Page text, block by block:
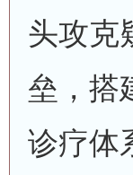
头攻克
垒，搭
诊疗体